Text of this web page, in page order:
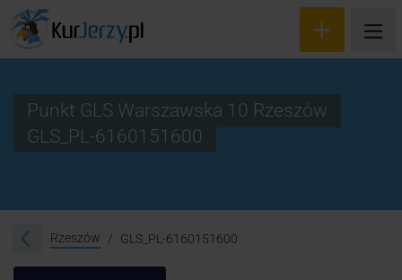
Śledzenie przesyłki
Punkt GLS Warszawska 10 Rzeszów
GLS_PL-6160151600
Rzeszów GLS_PL-6160151600